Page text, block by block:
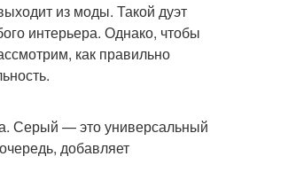
из моды. Такой дуэт
интерьера. Однако, чтобы
как правильно
Серый — это универсальный
добавляет